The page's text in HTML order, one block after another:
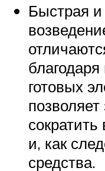
Быстрая
готовых
и, как
средства.